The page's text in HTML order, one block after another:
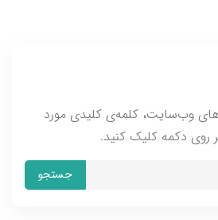
وب‌سایت، کلمه‌ی کلیدی مورد
روی دکمه کلیک کنید.
جستجو